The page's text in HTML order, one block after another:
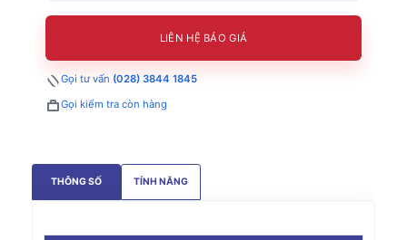
LIÊN HỆ BÁO GIÁ
Gọi tư vấn (028) 3844 1845
Gọi kiểm tra còn hàng
THÔNG SỐ TÍNH NĂNG